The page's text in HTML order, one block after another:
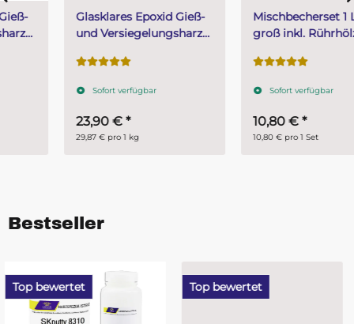
Glasklares Epoxid Gieß-
und Versiegelungsharz
Epohard 3200 Härter
800 g (500 g Harz + 300
Sofort verfügbar
29,87 € pro 1 kg
Mischbecherset 1 Liter
groß inkl. Rührhölzer
Sofort verfügbar
10,80 € pro 1 Set
Bestseller
Top bewertet Top bewertet